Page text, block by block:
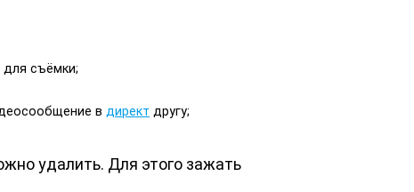
для съёмки;
в директ другу;
удалить. Для этого зажать